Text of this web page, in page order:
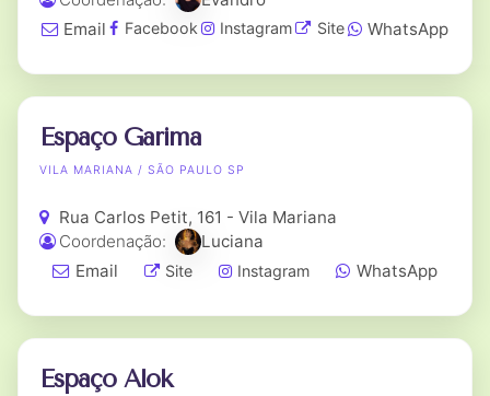
Email
Facebook Instagram Site WhatsApp
Espaço Garima
VILA MARIANA / SÃO PAULO SP
Rua Carlos Petit, 161 - Vila Mariana
Coordenação:
Luciana
Email
Site Instagram WhatsApp
Espaço Alok